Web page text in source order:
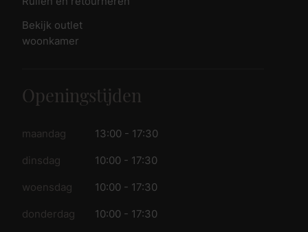
Bekijk outlet
woonkamer
Openingstijden
maandag 13:00 - 17:30
dinsdag 10:00 - 17:30
woensdag 10:00 - 17:30
donderdag 10:00 - 17:30